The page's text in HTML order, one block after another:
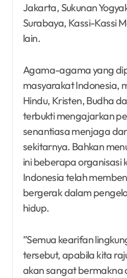
Jakarta, Sukunan
Surabaya, Kassi-Kassi
lain.
Agama-agama yang
masyarakat Indonesia,
Hindu, Kristen, Budha
terbukti mengajarkan
senantiasa menjaga
sekitarnya. Bahkan
ini beberapa organisasi
Indonesia telah
bergerak dalam
hidup.
”Semua kearifan
tersebut, apabila kita
akan sangat bermakna